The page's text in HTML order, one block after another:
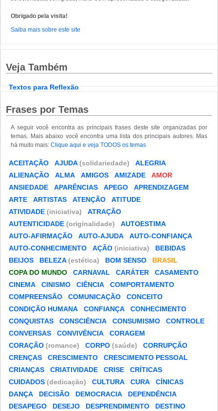
Obrigado pela visita!
Saiba mais sobre este site
Veja Também
Textos para Reflexão
Frases por Temas
A seguir você encontra as principais frases deste site organizadas por
temas. Mais abaixo você encontra uma lista dos principais autores. Mas
há muito mais: Clique aqui e veja TODOS os temas
ACEITAÇÃO AJUDA(solidariedade)
ALEGRIA
ALIENAÇÃO
ALMA AMIGOS AMIZADE
AMOR
ANSIEDADE
APARÊNCIAS APEGO
APRENDIZAGEM
ARTE
ARTISTAS ATENÇÃO
ATITUDE
ATIVIDADE (iniciativa)
ATRAÇÃO
AUTENTICIDADE (originalidade)
AUTOESTIMA
AUTO-AFIRMAÇÃO
AUTO-AJUDA
AUTO-CONFIANÇA
AUTO-CONHECIMENTO
AÇÃO (iniciativa)
BEBIDAS
BEIJOS
BELEZA(estética) BOM SENSO
BRASIL
COPA DO MUNDO
CARNAVAL CARÁTER
CASAMENTO
CINEMA
CINISMO CIÊNCIA
COMPORTAMENTO
COMPREENSÃO
COMUNICAÇÃO
CONCEITO
CONDIÇÃO HUMANA
CONFIANÇA
CONHECIMENTO
CONQUISTAS
CONSCIÊNCIA CONSUMISMO
CONTROLE
CONVERSAS
CONVIVÊNCIA
CORAGEM
CORAÇÃO (romance) CORPO (saúde)
CORRUPÇÃO
CRENÇAS
CRESCIMENTO
CRESCIMENTO PESSOAL
CRIANÇAS
CRIATIVIDADE CRISE
CRÍTICAS
CUIDADOS (dedicação) CULTURA CURA
CÍNICAS
DANÇA
DECISÃO DEMOCRACIA
DEPENDÊNCIA
DESAPEGO
DESEJO DESPRENDIMENTO DESTINO